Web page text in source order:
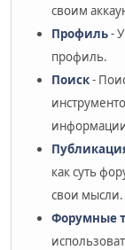
своим
Профиль-
профиль.
Поиск-
как суть
свои мысли.
Форумные